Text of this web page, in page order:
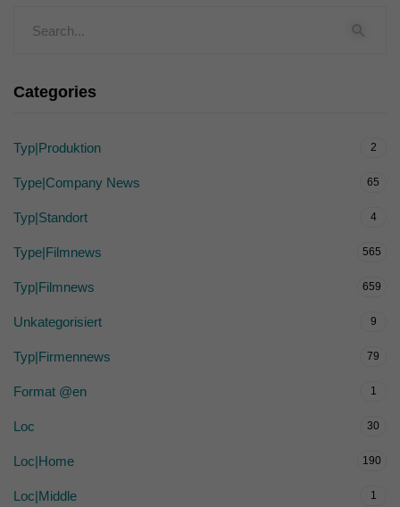
Categories
Typ|Produktion 2
Type|Company News 65
Typ|Standort 4
Type|Filmnews 565
Typ|Filmnews 659
Unkategorisiert 9
Typ|Firmennews 79
Format @en 1
Loc 30
Loc|Home 190
Loc|Middle 1